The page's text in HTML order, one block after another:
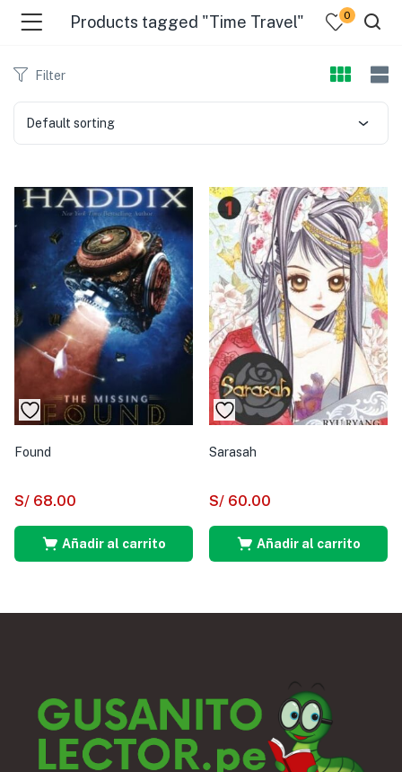
Products tagged "Time Travel" 0
Filter
Default sorting
Found
S/ 68.00
Añadir al carrito
Sarasah
S/ 60.00
Añadir al carrito